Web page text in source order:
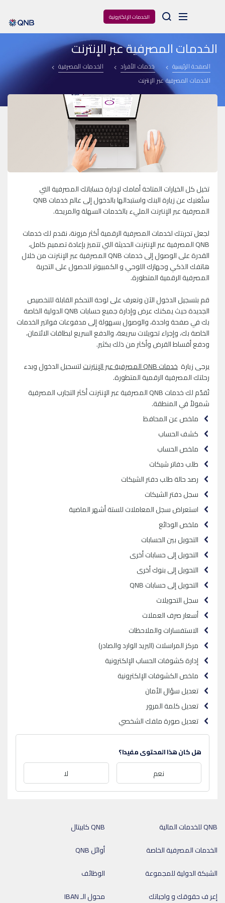
الخدمات الإلكترونية Arama
الخدمات المصرفية عبر الإنترنت
الصفحة الرئيسية خدمات الأفراد
الخدمات المصرفية
الخدمات المصرفية عبر الإنترنت
تخيل كل الخيارات المتاحة أمامك لإدارة حساباتك المصرفية التي
ستُغنيك عن زيارة البنك واستبدالها بالدخول إلى عالم خدمات QNB
المصرفية عبر الإنترنت المليء بالخدمات السهلة والمريحة.
لجعل تجربتك لخدمات المصرفية الرقمية أكثر مرونة، نقدم لك خدمات
QNB المصرفية عبر الإنترنت الحديثة التي تتميز بإعادة تصميم كامل،
القدرة على الوصول إلى خدمات QNB المصرفية عبر الإنترنت من خلال
هاتفك الذكي وجهازك اللوحي و الكمبيوتر للحصول على التجربة
المصرفية الرقمية المتطورة.
قم بتسجيل الدخول الآن وتعرف على لوحة التحكم القابلة للتخصيص
الجديدة حيث يمكنك عرض وإدارة جميع حسابات QNB الدولية الخاصة
بك في صفحة واحدة، والوصول بسهولة إلى مدفوعات فواتير الخدمات
الخاصة بك، وإجراء تحويلات سريعة، والدفع السريع لبطاقات الائتمان،
ودفع أقساط القرض وأكثر من ذلك بكثير.
يرجى زيارة خدمات QNB المصرفية عبر الإنترنت
لتسجيل الدخول وبدء
رحلتك المصرفية الرقمية المتطورة.
تُقدّم لك خدماتQNBالمصرفية عبر الإنترنت أكثر التجارب المصرفية
شمولاً في المنطقة.
ملخص عن المحافظ
كشف الحساب
ملخص الحساب
طلب دفاتر شيكات
رصد حالة طلب دفتر الشيكات
سجل دفتر الشيكات
استعراض سجل المعاملات للستة أشهر الماضية
ملخص الودائع
التحويل بين الحسابات
التحويل إلى حسابات أخرى
التحويل إلى بنوك أخرى
التحويل إلى حساباتQNB
سجل التحويلات
أسعار صرف العملات
الاستفسارات والملاحظات
مركز المراسلات (البريد الوارد والصادر)
إدارة كشوفات الحساب الإلكترونية
ملخص الكشوفات الإلكترونية
تعديل سؤال الأمان
تعديل كلمة المرور
تعديل صورة ملفك الشخصي
هل كان هذا المحتوى مفيدا؟
نعم لا
QNB كابيتال
QNB للخدمات المالية
أوائل QNB
الخدمات المصرفية الخاصة
الوظائف
الشبكة الدولية للمجموعة
محول الـ IBAN
إعر ف حقوقك و واجباتك